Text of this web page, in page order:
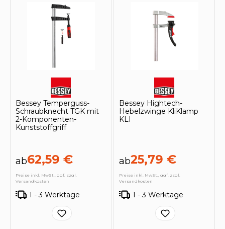
Bessey Temperguss-
Schraubknecht TGK mit
2-Komponenten-
Kunststoffgriff
ab62,59 €
Preise inkl. MwSt., ggf. zzgl.
Versandkosten
1 - 3 Werktage
Bessey Hightech-
Hebelzwinge KliKlamp
KLI
ab25,79 €
Preise inkl. MwSt., ggf. zzgl.
Versandkosten
1 - 3 Werktage